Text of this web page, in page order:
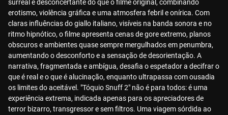
surreal e desconcertante do que o filme original, combinando
erotismo, violência gráfica e uma atmosfera febril e onírica. Com
claras influências do giallo italiano, visíveis na banda sonora e no
ritmo hipnótico, o filme apresenta cenas de gore extremo, planos
obscuros e ambientes quase sempre mergulhados em penumbra,
aumentando o desconforto e a sensação de desorientação. A
narrativa, fragmentada e ambígua, desafia o espetador a decifrar o
que é real e o que é alucinação, enquanto ultrapassa com ousadia
os limites do aceitável. "Tóquio Snuff 2" não é para todos: é uma
experiência extrema, indicada apenas para os apreciadores de
terror bizarro, transgressor e sem filtros. Uma viagem sórdida ao